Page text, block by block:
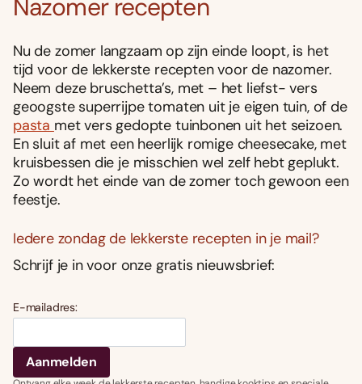
Nazomer recepten
Nu de zomer langzaam op zijn einde loopt, is het
tijd voor de lekkerste recepten voor de nazomer.
Neem deze bruschetta’s, met – het liefst- vers
geoogste superrijpe tomaten uit je eigen tuin, of de
pasta met vers gedopte tuinbonen uit het seizoen.
En sluit af met een heerlijk romige cheesecake, met
kruisbessen die je misschien wel zelf hebt geplukt.
Zo wordt het einde van de zomer toch gewoon een
feestje.
Iedere zondag de lekkerste recepten in je mail?
Schrijf je in voor onze gratis nieuwsbrief:
E-mailadres: